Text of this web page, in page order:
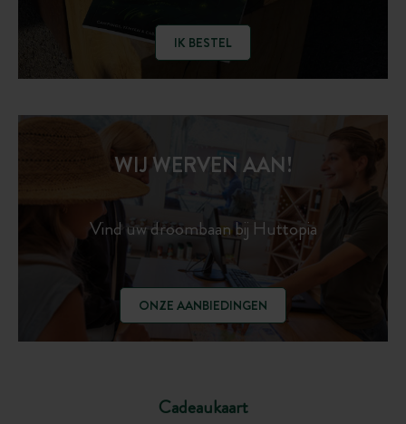
IK BESTEL
Cadeaukaart
WIJ WERVEN AAN!
Vind uw droombaan bij Huttopia
ONZE AANBIEDINGEN